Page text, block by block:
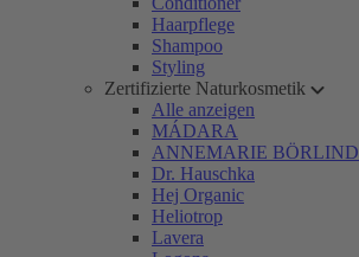
Haarpflege
Shampoo
Styling
Zertifizierte Naturkosmetik
Alle anzeigen
MÁDARA
ANNEMARIE BÖRLIND
Dr. Hauschka
Hej Organic
Heliotrop
Lavera